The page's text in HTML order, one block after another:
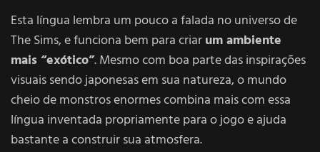
Esta língua lembra um pouco a falada no universo de
The Sims, e funciona bem para criarum ambiente
mais “exótico”. Mesmo com boa parte das inspirações
visuais sendo japonesas em sua natureza, o mundo
cheio de monstros enormes combina mais com essa
língua inventada propriamente para o jogo e ajuda
bastante a construir sua atmosfera.